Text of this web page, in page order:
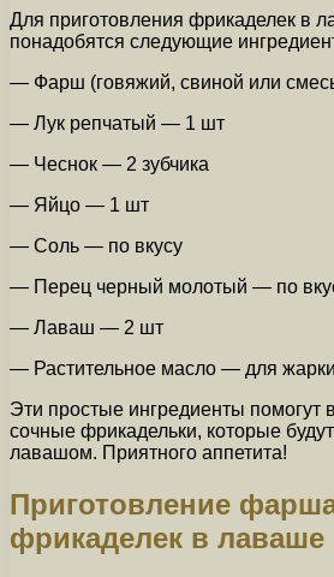
Для приготовления фрикаделек в
понадобятся следующие
— Фарш (говяжий, свиной или
— Лук репчатый — 1 шт
— Чеснок — 2 зубчика
— Яйцо — 1 шт
— Соль — по вкусу
— Перец черный молотый — по
— Лаваш — 2 шт
— Растительное масло — для жарки
Эти простые ингредиенты помогут
сочные фрикадельки, которые
лавашом. Приятного аппетита!
Приготовление
фрикаделек в лаваше